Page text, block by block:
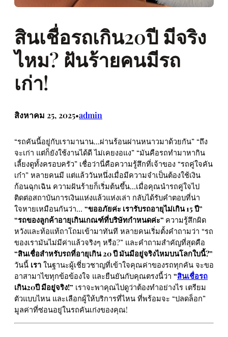
สินเชื่อรถเกิน20ปี มีจริง
ไหม? ฝันร้ายคนมีรถ
เก่า!
สิงหาคม 25, 2025•admin
“รถคันนี้อยู่กับเรามานาน…ผ่านร้อนผ่านหนาวมาด้วยกัน” “ถึง
จะเก่า แต่ก็ยังใช้งานได้ดี ไม่เคยงอแง” “มันคือรถทำมาหากิน
เลี้ยงดูทั้งครอบครัว” เชื่อว่านี่คือความรู้สึกที่เจ้าของ “รถคู่ใจคัน
เก๋า” หลายคนมี แต่แล้ววันหนึ่งเมื่อมีความจำเป็นต้องใช้เงิน
ก้อนฉุกเฉิน ความฝันร้ายก็เริ่มต้นขึ้น…เมื่อคุณนำรถคู่ใจไป
ติดต่อสถาบันการเงินแห่งแล้วแห่งเล่า กลับได้รับคำตอบที่น่า
ใจหายเหมือนกันว่า… “ขออภัยค่ะ เรารับรถอายุไม่เกิน 15 ปี”
“รถของลูกค้าอายุเกินเกณฑ์ที่บริษัทกำหนดค่ะ” ความรู้สึกผิด
หวังและท้อแท้ถาโถมเข้ามาทันที หลายคนเริ่มตั้งคำถามว่า “รถ
ของเรามันไม่มีค่าแล้วจริงๆ หรือ?” และคำถามสำคัญที่สุดคือ
“สินเชื่อสำหรับรถที่อายุเกิน 20 ปี มันมีอยู่จริงไหมบนโลกใบนี้?”
วันนี้ เรา ในฐานะผู้เชี่ยวชาญที่เข้าใจคุณค่าของรถทุกคัน จะขอ
อาสามาไขทุกข้อข้องใจ และยืนยันกับคุณตรงนี้ว่า “สินเชื่อรถ
เกิน20ปี มีอยู่จริง!” เราจะพาคุณไปดูว่าต้องทำอย่างไร เตรียม
ตัวแบบไหน และเลือกผู้ให้บริการที่ไหน ที่พร้อมจะ “ปลดล็อก”
มูลค่าที่ซ่อนอยู่ในรถคันเก่งของคุณ!